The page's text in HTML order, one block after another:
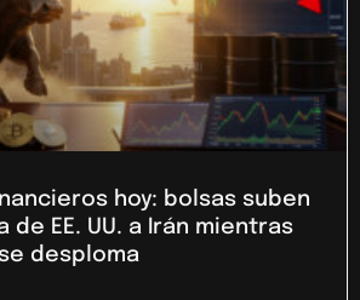
hoy: bolsas suben
de EE. UU. a Irán mientras
desploma